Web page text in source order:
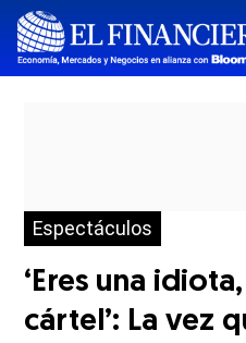
Espectáculos
‘Eres una
cártel’: La vez